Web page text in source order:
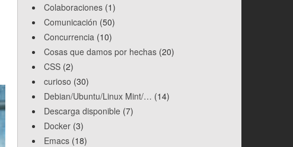
Colaboraciones (1)
Comunicación (50)
Concurrencia (10)
Cosas que damos por hechas (20)
CSS (2)
curioso (30)
Debian/Ubuntu/Linux Mint/… (14)
Descarga disponible (7)
Docker (3)
Emacs (18)